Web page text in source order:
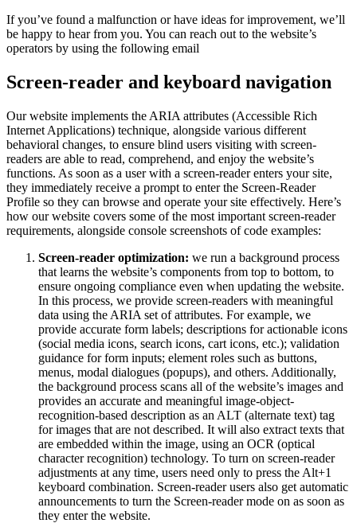
If you’ve found a malfunction or have ideas for improvement, we’ll
be happy to hear from you. You can reach out to the website’s
operators by using the following email
Screen-reader and keyboard navigation
Our website implements the ARIA attributes (Accessible Rich
Internet Applications) technique, alongside various different
behavioral changes, to ensure blind users visiting with screen-
readers are able to read, comprehend, and enjoy the website’s
functions. As soon as a user with a screen-reader enters your site,
they immediately receive a prompt to enter the Screen-Reader
Profile so they can browse and operate your site effectively. Here’s
how our website covers some of the most important screen-reader
requirements, alongside console screenshots of code examples:
Screen-reader optimization: we run a background process
that learns the website’s components from top to bottom, to
ensure ongoing compliance even when updating the website.
In this process, we provide screen-readers with meaningful
data using the ARIA set of attributes. For example, we
provide accurate form labels; descriptions for actionable icons
(social media icons, search icons, cart icons, etc.); validation
guidance for form inputs; element roles such as buttons,
menus, modal dialogues (popups), and others. Additionally,
the background process scans all of the website’s images and
provides an accurate and meaningful image-object-
recognition-based description as an ALT (alternate text) tag
for images that are not described. It will also extract texts that
are embedded within the image, using an OCR (optical
character recognition) technology. To turn on screen-reader
adjustments at any time, users need only to press the Alt+1
keyboard combination. Screen-reader users also get automatic
announcements to turn the Screen-reader mode on as soon as
they enter the website.